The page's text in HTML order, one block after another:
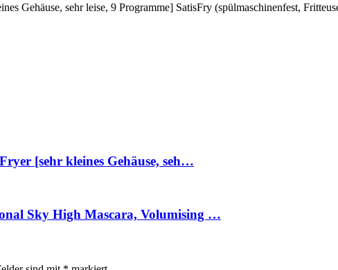
Gehäuse, sehr leise, 9 Programme] SatisFry (spülmaschinenfest,
[sehr kleines Gehäuse, seh…
Sky High Mascara, Volumising …